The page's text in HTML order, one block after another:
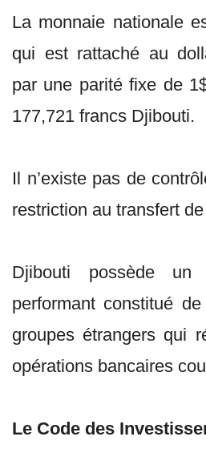
La monnaie nationale
qui est rattaché au
par une parité fixe de
177,721 francs Djibouti.
Il n’existe pas de
restriction au transfert
Djibouti possède un
performant constitué
groupes étrangers qui
opérations bancaires
Le Code des